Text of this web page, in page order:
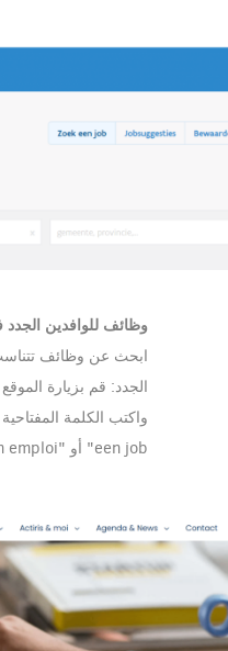
وظائف للوافدين
ابحث عن وظائف تتناسب
الجدد: قم بزيارة الموقع
een job" أو "Trouvez un emploi".